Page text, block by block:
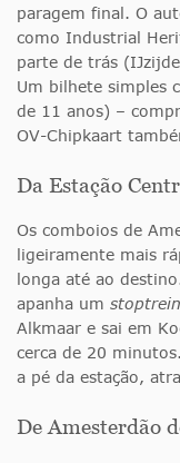
paragem final. O
como Industrial
parte de trás
Um bilhete simples
de 11 anos) –
OV-Chipkaart
Da Estação
Os comboios de
ligeiramente mais
longa até ao
apanha um stoptrein
Alkmaar e sai em
cerca de 20
a pé da estação,
De Amesterdão